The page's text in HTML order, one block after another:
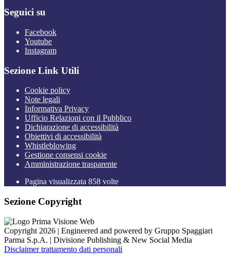
Seguici su
Facebook
Youtube
Instagram
Sezione Link Utili
Cookie policy
Note legali
Informativa Privacy
Ufficio Relazioni con il Pubblico
Dichiarazione di accessibilità
Obiettivi di accessibilità
Whistleblowing
Gestione consensi cookie
Amministrazione trasparente
Pagina visualizzata 858 volte
Sezione Copyright
Copyright 2026 | Engineered and powered by Gruppo Spaggiari
Parma S.p.A. | Divisione Publishing & New Social Media
Disclaimer trattamento dati personali